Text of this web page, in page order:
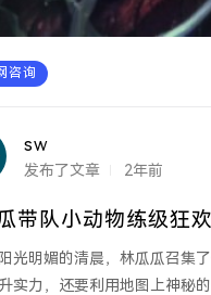
咨询
sw
发布了文章 2年前
带队小动物练级狂
光明媚的清晨，林瓜瓜召集
实力，还要利用地图上神秘